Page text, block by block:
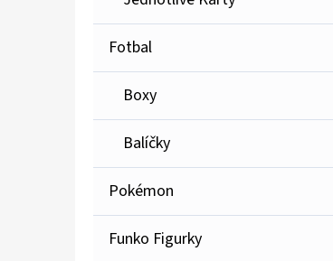
Fotbal
Boxy
Balíčky
Pokémon
Funko Figurky